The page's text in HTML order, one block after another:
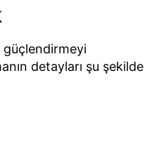
detayları şu şekilde